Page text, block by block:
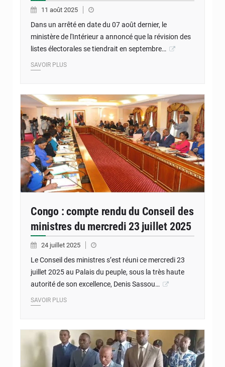
11 août 2025
Dans un arrêté en date du 07 août dernier, le
ministère de l'Intérieur a annoncé que la révision des
listes électorales se tiendrait en septembre…
SAVOIR PLUS
Congo : compte rendu du Conseil des
ministres du mercredi 23 juillet 2025
24 juillet 2025
Le Conseil des ministres s’est réuni ce mercredi 23
juillet 2025 au Palais du peuple, sous la très haute
autorité de son excellence, Denis Sassou…
SAVOIR PLUS